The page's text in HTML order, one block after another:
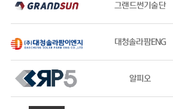
그랜드썬기술단
대청솔라팜ENG
알피오